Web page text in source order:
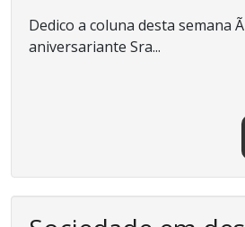
Dedico a coluna desta semana
aniversariante Sra...